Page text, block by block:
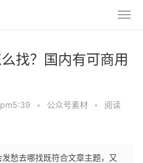
找？国内有可商用
• 公众号素材 •
阅读
愁去哪找既符合文章主题，又